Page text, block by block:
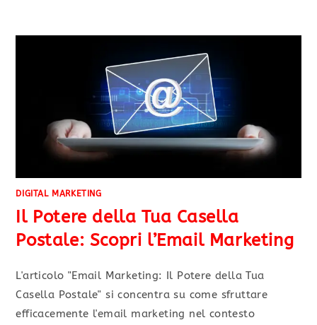
DIGITAL MARKETING
Il Potere della Tua Casella
Postale: Scopri l’Email Marketing
L'articolo "Email Marketing: Il Potere della Tua
Casella Postale" si concentra su come sfruttare
efficacemente l'email marketing nel contesto